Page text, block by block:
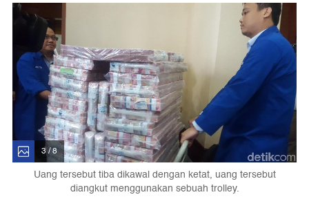
3 / 8
Uang tersebut tiba dikawal dengan ketat, uang tersebut
diangkut menggunakan sebuah trolley.